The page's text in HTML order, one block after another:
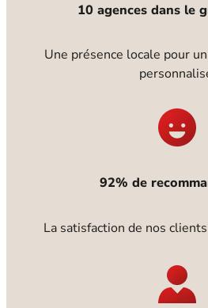
10 agences dans le
Une présence locale pour
92% de
La satisfaction de nos